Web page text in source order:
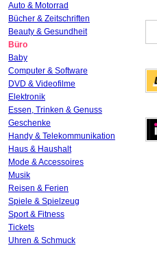
Auto & Motorrad
Bücher & Zeitschriften
Beauty & Gesundheit
Büro
Baby
Computer & Software
DVD & Videofilme
Elektronik
Essen, Trinken & Genuss
Geschenke
Handy & Telekommunikation
Haus & Haushalt
Mode & Accessoires
Musik
Reisen & Ferien
Spiele & Spielzeug
Sport & Fitness
Tickets
Uhren & Schmuck